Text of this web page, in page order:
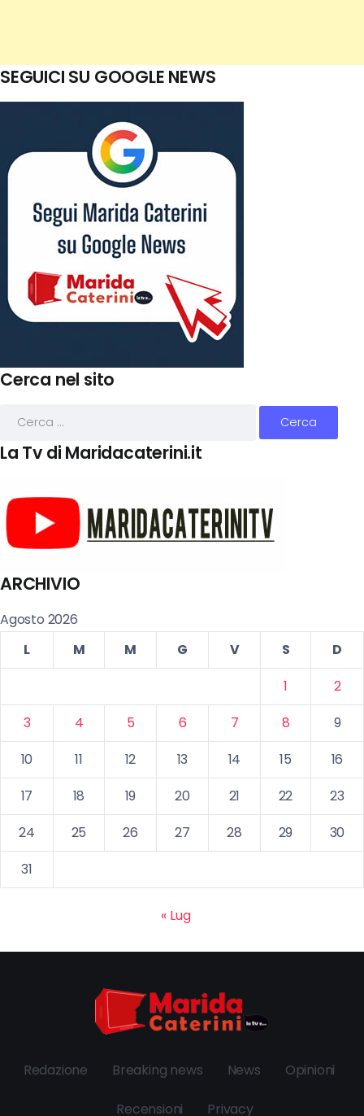
SEGUICI SU GOOGLE NEWS
Cerca nel sito
La Tv di Maridacaterini.it
ARCHIVIO
Agosto 2026
L
M M G V S
D
1
2
3
4 5 6 7 8
9
10
11 12 13 14 15
16
17
18 19 20 21 22
23
24
25 26 27 28 29
30
31
« Lug
Redazione Breaking news News Opinioni
Recensioni Privacy